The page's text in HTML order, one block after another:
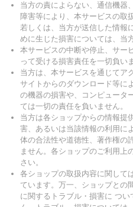
当方の責によらない、通信機器
障害等により、本サービスの取
若しくは、当方が送信した情報
めに生じた損害については、当
本サービスの中断や停止、サー
って受ける損害責任を一切負い
当方は、本サービスを通じてア
サイトからのダウンロード等に
の機器の損害や、コンピュータ
ては一切の責任を負いません。
当方は各ショップからの情報提
害、あるいは当該情報の利用に
体の合法性や道徳性、著作権の
ません。各ショップのご利用上
さい。
各ショップの取扱内容に関して
ています。万一、ショップとの
に関するトラブル・損害に つ